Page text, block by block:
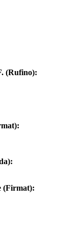
(Rufino):
(Firmat):